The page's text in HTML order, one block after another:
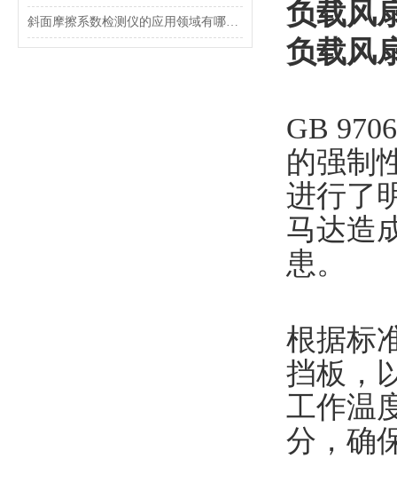
斜面摩擦系数检测仪的应用领域有哪些 GB/T10006-2021 赛锐特
负载风
负载风
GB
的强制
进行了
马达造
患。
根据标
挡板‌，
工作温
分，确